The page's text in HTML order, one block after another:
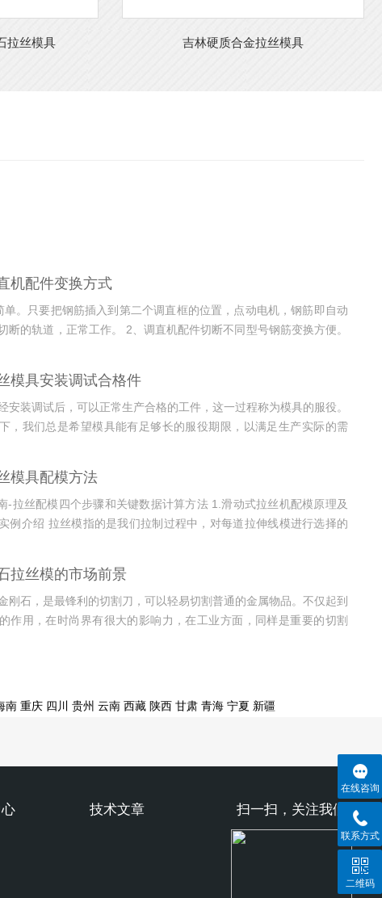
拉丝模具 吉林硬质合金拉丝模具
机配件变换方式
单。只要把钢筋插入到第二个调直框的位置，点动电机，钢筋即自动
断的轨道，正常工作。 2、调直机配件切断不同型号钢筋变换方便。
模具安装调试合格件
安装调试后，可以正常生产合格的工件，这一过程称为模具的服役。
，我们总是希望模具能有足够长的服役期限，以满足生产实际的需
模具配模方法
-拉丝配模四个步骤和关键数据计算方法 1.滑动式拉丝机配模原理及
例介绍 拉丝模指的是我们拉制过程中，对每道拉伸线模进行选择的
拉丝模的市场前景
刚石，是最锋利的切割刀，可以轻易切割普通的金属物品。不仅起到
作用，在时尚界有很大的影响力，在工业方面，同样是重要的切割
南 重庆 四川 贵州 云南 西藏 陕西 甘肃 青海 宁夏 新疆
扫一扫，关注我们
技术文章
在线咨询
联系方式
二维码